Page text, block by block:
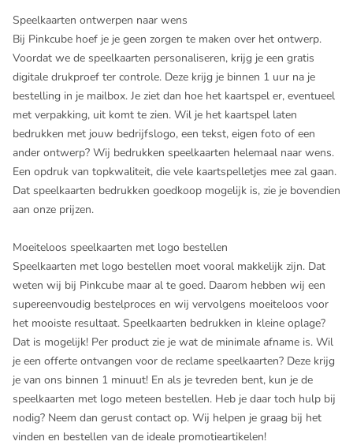
Speelkaarten ontwerpen naar wens
Bij Pinkcube hoef je je geen zorgen te maken over het ontwerp.
Voordat we de speelkaarten personaliseren, krijg je een gratis
digitale drukproef ter controle. Deze krijg je binnen 1 uur na je
bestelling in je mailbox. Je ziet dan hoe het kaartspel er, eventueel
met verpakking, uit komt te zien. Wil je het kaartspel laten
bedrukken met jouw bedrijfslogo, een tekst, eigen foto of een
ander ontwerp? Wij bedrukken speelkaarten helemaal naar wens.
Een opdruk van topkwaliteit, die vele kaartspelletjes mee zal gaan.
Dat speelkaarten bedrukken goedkoop mogelijk is, zie je bovendien
aan onze prijzen.
Moeiteloos speelkaarten met logo bestellen
Speelkaarten met logo bestellen moet vooral makkelijk zijn. Dat
weten wij bij Pinkcube maar al te goed. Daarom hebben wij een
supereenvoudig bestelproces en wij vervolgens moeiteloos voor
het mooiste resultaat. Speelkaarten bedrukken in kleine oplage?
Dat is mogelijk! Per product zie je wat de minimale afname is. Wil
je een offerte ontvangen voor de reclame speelkaarten? Deze krijg
je van ons binnen 1 minuut! En als je tevreden bent, kun je de
speelkaarten met logo meteen bestellen. Heb je daar toch hulp bij
nodig? Neem dan gerust contact op. Wij helpen je graag bij het
vinden en bestellen van de ideale promotieartikelen!